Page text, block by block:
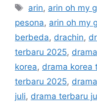
Tag
arin, arin oh my
pesona, arin oh my
berbeda, drachin,
terbaru 2025, drama
korea, drama korea
terbaru 2025,
juli, drama terbaru